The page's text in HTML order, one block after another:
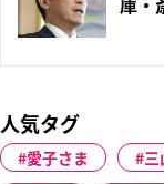
人気タグ
愛子さま